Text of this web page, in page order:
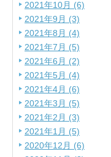
2021年10月 (6)
2021年9月 (3)
2021年8月 (4)
2021年7月 (5)
2021年6月 (2)
2021年5月 (4)
2021年4月 (6)
2021年3月 (5)
2021年2月 (3)
2021年1月 (5)
2020年12月 (6)